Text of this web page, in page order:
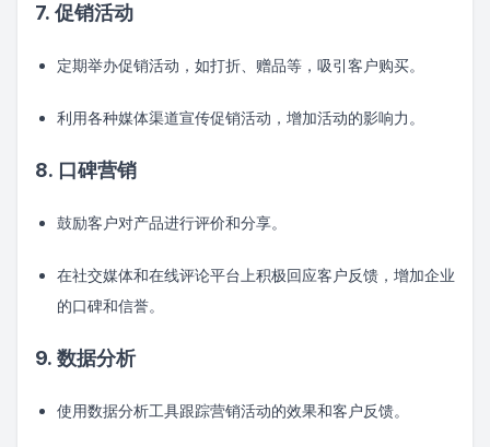
7. 促销活动
定期举办促销活动，如打折、赠品等，吸引客户购买。
利用各种媒体渠道宣传促销活动，增加活动的影响力。
8. 口碑营销
鼓励客户对产品进行评价和分享。
在社交媒体和在线评论平台上积极回应客户反馈，增加企业
的口碑和信誉。
9. 数据分析
使用数据分析工具跟踪营销活动的效果和客户反馈。